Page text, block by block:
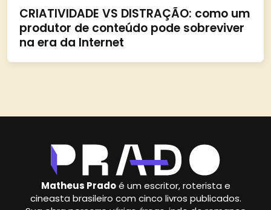
CRIATIVIDADE VS DISTRAÇÃO: como um
produtor de conteúdo pode sobreviver
na era da Internet
Matheus Pradoé um escritor, roterista e
cineasta brasileiro com cinco livros publicados.